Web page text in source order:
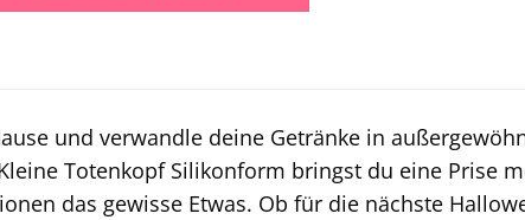
und verwandle deine Getränke in
Totenkopf Silikonform bringst du eine Prise
das gewisse Etwas. Ob für die nächste